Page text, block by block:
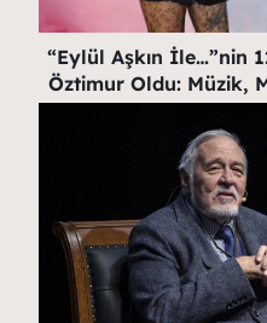
“Eylül Aşkın İle…”nin
Öztimur Oldu: Müzik,